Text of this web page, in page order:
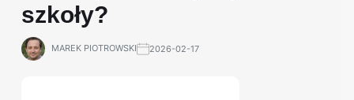
szkoły?
MAREK PIOTROWSKI 2026-02-17